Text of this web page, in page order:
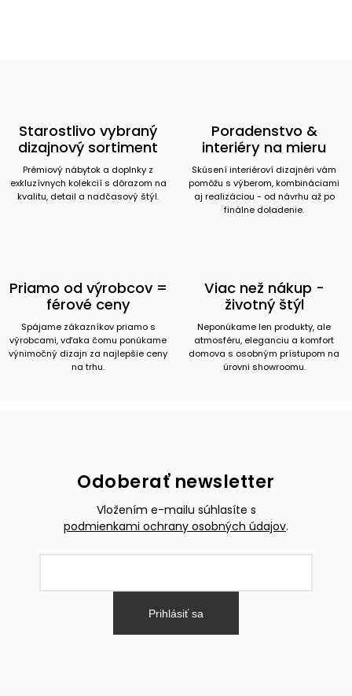
Starostlivo vybraný
dizajnový sortiment
Prémiový nábytok a doplnky z
exkluzívnych kolekcií s dôrazom na
kvalitu, detail a nadčasový štýl.
Poradenstvo &
interiéry na mieru
Skúsení interiéroví dizajnéri vám
pomôžu s výberom, kombináciami
aj realizáciou - od návrhu až po
finálne doladenie.
Priamo od výrobcov =
férové ceny
Spájame zákazníkov priamo s
výrobcami, vďaka čomu ponúkame
výnimočný dizajn za najlepšie ceny
na trhu.
Viac než nákup -
životný štýl
Neponúkame len produkty, ale
atmosféru, eleganciu a komfort
domova s osobným prístupom na
úrovni showroomu.
Odoberať newsletter
Vložením e-mailu súhlasíte s
podmienkami ochrany osobných údajov.
Prihlásiť sa